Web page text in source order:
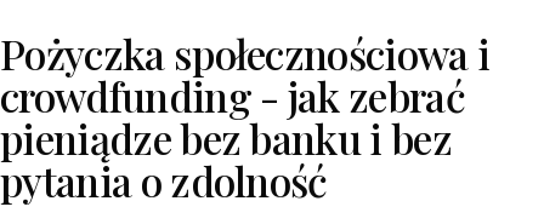
Pożyczka społecznościowa i
crowdfunding - jak zebrać
pieniądze bez banku i bez
pytania o zdolność